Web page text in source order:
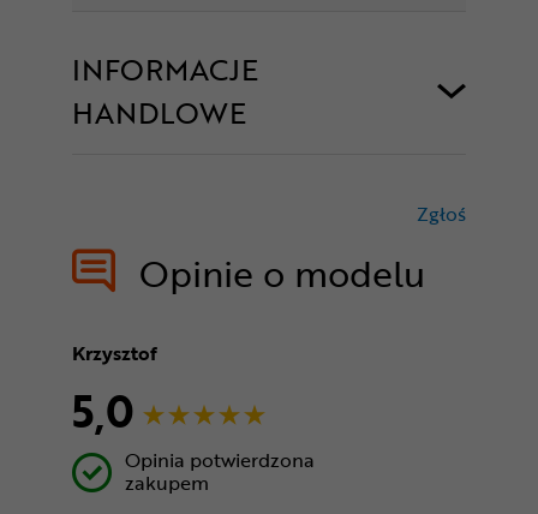
INFORMACJE
HANDLOWE
Opinie o modelu
Zgłoś
Krzysztof
5,0
Opinia potwierdzona
zakupem